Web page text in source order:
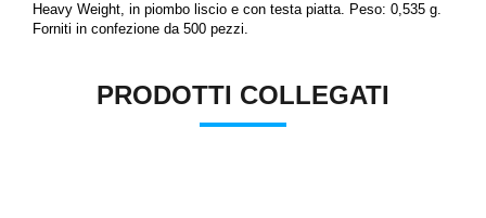
Heavy Weight, in piombo liscio e con testa piatta. Peso: 0,535 g.
Forniti in confezione da 500 pezzi.
PRODOTTI COLLEGATI